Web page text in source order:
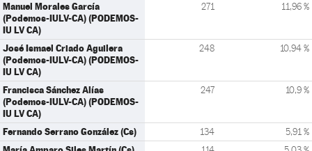
Manuel Morales García
(Podemos-IULV-CA) (PODEMOS-
IU LV CA)
271 11,96 %
José Ismael Criado Aguilera
(Podemos-IULV-CA) (PODEMOS-
IU LV CA)
248 10,94 %
Francisca Sánchez Alías
(Podemos-IULV-CA) (PODEMOS-
IU LV CA)
247 10,9 %
Fernando Serrano González (Cs) 134 5,91 %